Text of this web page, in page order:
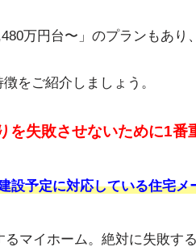
万円台〜」のプランもあり
をご紹介しましょう。
を失敗させないために1番
設予定に対応している住宅
マイホーム。絶対に失敗す